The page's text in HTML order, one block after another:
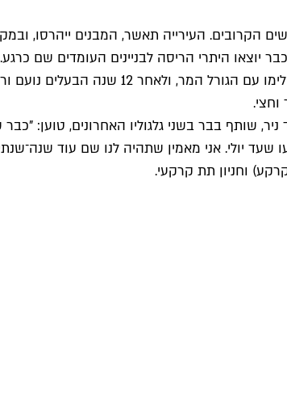
הקרובים. העירייה תאשר, המבנים ייהרסו,
יוצאו היתרי הריסה לבניינים העומדים שם
הודיעה על סגירתה הצפויה בחודשים הקרובים, אחרי יותר מ־50 שנה (!)
שותף בבר בשני גלגוליו האחרונים, טוען:
יולי. אני מאמין שתהיה לנו שם עוד